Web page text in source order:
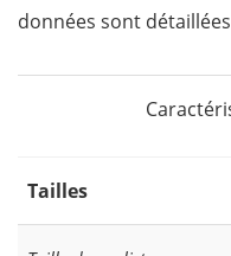
données sont
Tailles